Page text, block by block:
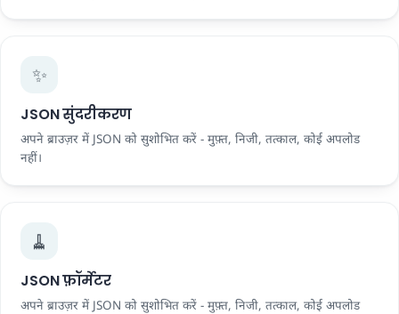
✨
JSON सुंदरीकरण
अपने ब्राउज़र में JSON को सुशोभित करें - मुफ़्त, निजी, तत्काल, कोई अपलोड
नहीं।
🧹
JSON फ़ॉर्मेटर
अपने ब्राउज़र में JSON को सुशोभित करें - मुफ़्त, निजी, तत्काल, कोई अपलोड